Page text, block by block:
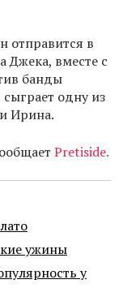
отправится в
Джека, вместе с
банды
одну из
Ирина.
Pretiside.
ужины
у